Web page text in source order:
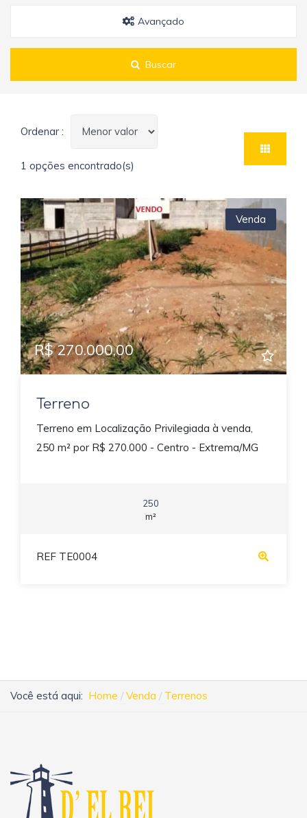
Avançado
Buscar
Ordenar :
1 opções encontrado(s)
Venda
R$ 270.000,00
Terreno
Terreno em Localização Privilegiada à venda,
250 m² por R$ 270.000 - Centro - Extrema/MG
250
m²
REF TE0004
Você está aqui: Home Venda Terrenos